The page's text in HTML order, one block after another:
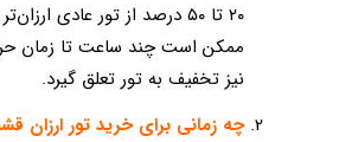
۲۰ تا ۵۰ درصد از تور عادی
نیز تخفیف به تور تعلق گیرد.
چه زمانی برای خرید تور ارزان